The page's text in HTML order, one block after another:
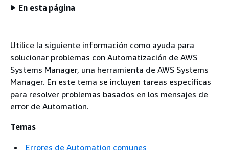
En esta página
Utilice la siguiente información como ayuda para
solucionar problemas con Automatización de AWS
Systems Manager, una herramienta de AWS Systems
Manager. En este tema se incluyen tareas específicas
para resolver problemas basados en los mensajes de
error de Automation.
Temas
Errores de Automation comunes